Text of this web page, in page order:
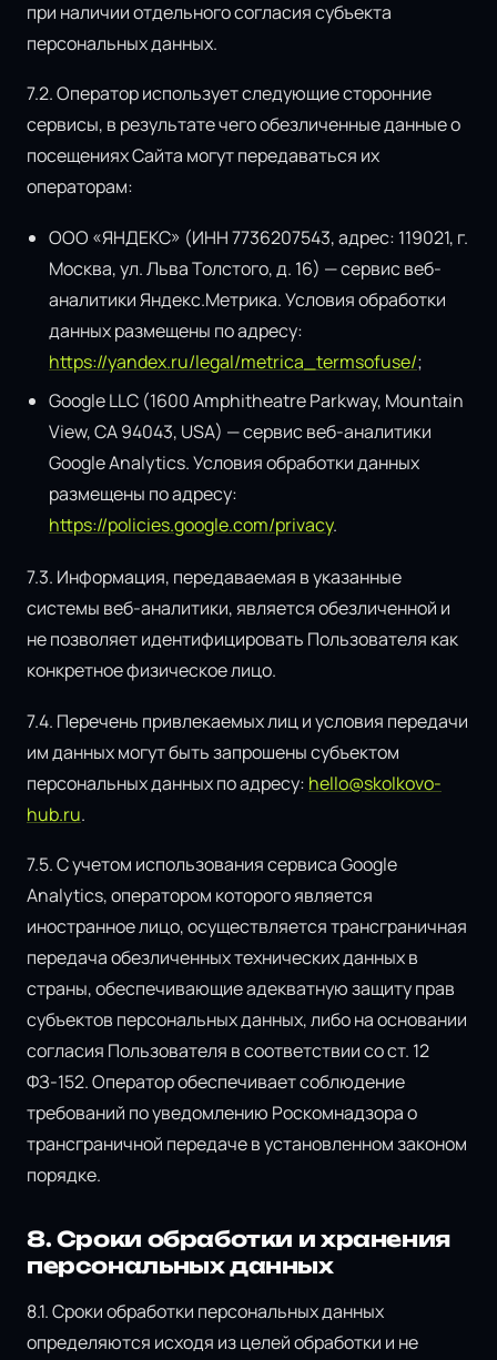
при наличии отдельного согласия субъекта
персональных данных.
7.2. Оператор использует следующие сторонние
сервисы, в результате чего обезличенные данные о
посещениях Сайта могут передаваться их
операторам:
ООО «ЯНДЕКС» (ИНН 7736207543, адрес: 119021, г.
Москва, ул. Льва Толстого, д. 16) — сервис веб-
аналитики Яндекс.Метрика. Условия обработки
данных размещены по адресу:
https://yandex.ru/legal/metrica_termsofuse/;
Google LLC (1600 Amphitheatre Parkway, Mountain
View, CA 94043, USA) — сервис веб-аналитики
Google Analytics. Условия обработки данных
размещены по адресу:
https://policies.google.com/privacy.
7.3. Информация, передаваемая в указанные
системы веб-аналитики, является обезличенной и
не позволяет идентифицировать Пользователя как
конкретное физическое лицо.
7.4. Перечень привлекаемых лиц и условия передачи
им данных могут быть запрошены субъектом
персональных данных по адресу: hello@skolkovo-
hub.ru.
7.5. С учетом использования сервиса Google
Analytics, оператором которого является
иностранное лицо, осуществляется трансграничная
передача обезличенных технических данных в
страны, обеспечивающие адекватную защиту прав
субъектов персональных данных, либо на основании
согласия Пользователя в соответствии со ст. 12
ФЗ-152. Оператор обеспечивает соблюдение
требований по уведомлению Роскомнадзора о
трансграничной передаче в установленном законом
порядке.
8. Сроки обработки и хранения
персональных данных
8.1. Сроки обработки персональных данных
определяются исходя из целей обработки и не